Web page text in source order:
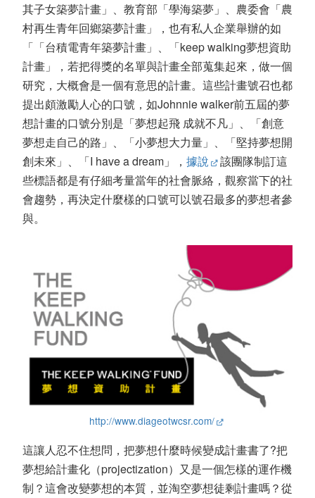
其子女築夢計畫」、教育部「學海築夢」、農委會「農
村再生青年回鄉築夢計畫」，也有私人企業舉辦的如
「「台積電青年築夢計畫」、「keep walking夢想資助
計畫」，若把得獎的名單與計畫全部蒐集起來，做一個
研究，大概會是一個有意思的計畫。這些計畫號召也都
提出頗激勵人心的口號，如Johnnie walker前五屆的夢
想計畫的口號分別是「夢想起飛 成就不凡」、「創意
夢想走自己的路」、「小夢想大力量」、「堅持夢想開
創未來」、「I have a dream」， 據說
該團隊制訂這
些標語都是有仔細考量當年的社會脈絡，觀察當下的社
會趨勢，再決定什麼樣的口號可以號召最多的夢想者參
與。
http://www.diageotwcsr.com/
這讓人忍不住想問，把夢想什麼時候變成計畫書了?把
夢想給計畫化（projectization）又是一個怎樣的運作機
制？這會改變夢想的本質，並淘空夢想徒剩計畫嗎？從